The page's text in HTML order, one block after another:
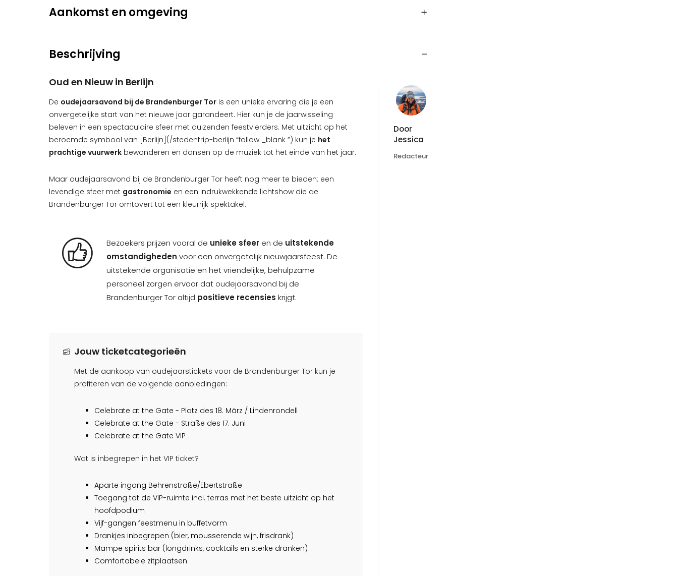
Aankomst en omgeving
Beschrijving
Oud en Nieuw in Berlijn
De oudejaarsavond bij de Brandenburger Tor is een unieke ervaring die je een
onvergetelijke start van het nieuwe jaar garandeert. Hier kun je de jaarwisseling
beleven in een spectaculaire sfeer met duizenden feestvierders. Met uitzicht op het
beroemde symbool van [Berlijn](/stedentrip-berlijn “follow _blank ”) kun je het
prachtige vuurwerk bewonderen en dansen op de muziek tot het einde van het jaar.
Maar oudejaarsavond bij de Brandenburger Tor heeft nog meer te bieden: een
levendige sfeer met gastronomie en een indrukwekkende lichtshow die de
Brandenburger Tor omtovert tot een kleurrijk spektakel.
Bezoekers prijzen vooral de unieke sfeer en de uitstekende
omstandigheden voor een onvergetelijk nieuwjaarsfeest. De
uitstekende organisatie en het vriendelijke, behulpzame
personeel zorgen ervoor dat oudejaarsavond bij de
Brandenburger Tor altijd positieve recensies krijgt.
Jouw ticketcategorieën
Met de aankoop van oudejaarstickets voor de Brandenburger Tor kun je
profiteren van de volgende aanbiedingen:
Celebrate at the Gate - Platz des 18. März / Lindenrondell
Celebrate at the Gate - Straße des 17. Juni
Celebrate at the Gate VIP
Wat is inbegrepen in het VIP ticket?
Aparte ingang Behrenstraße/Ebertstraße
Toegang tot de VIP-ruimte incl. terras met het beste uitzicht op het
hoofdpodium
Vijf-gangen feestmenu in buffetvorm
Drankjes inbegrepen (bier, mousserende wijn, frisdrank)
Mampe spirits bar (longdrinks, cocktails en sterke dranken)
Comfortabele zitplaatsen
Door
Jessica
Redacteur